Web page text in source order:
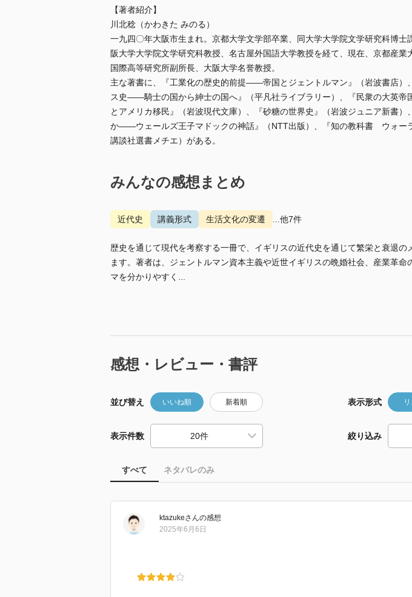
【著者紹介】
川北稔（かわきた みのる）
一九四〇年大阪市生まれ。京都大学文学部卒業、同大学大学院文学研究科博士
阪大学大学院文学研究科教授、名古屋外国語大学教授を経て、現在、京都産業
国際高等研究所副所長、大阪大学名誉教授。
主な著書に、『工業化の歴史的前提――帝国とジェントルマン』（岩波書店）
ス史――騎士の国から紳士の国へ』（平凡社ライブラリー）、『民衆の大英
とアメリカ移民』（岩波現代文庫）、『砂糖の世界史』（岩波ジュニア新書）
か――ウェールズ王子マドックの神話』（NTT出版）、『知の教科書 ウォー
講談社選書メチエ）がある。
みんなの感想まとめ
近代史 講義形式 生活文化の変遷 ...他7件
歴史を通じて現代を考察する一冊で、イギリスの近代史を通じて繁栄と衰退の
ます。著者は、ジェントルマン資本主義や近世イギリスの晩婚社会、産業革命
マを分かりやすく...
感想・レビュー・書評
並び替え いいね順 新着順 表示形式
表示件数 絞り込み
すべて ネタバレのみ
ktazukeさんの感想
2025年6月6日